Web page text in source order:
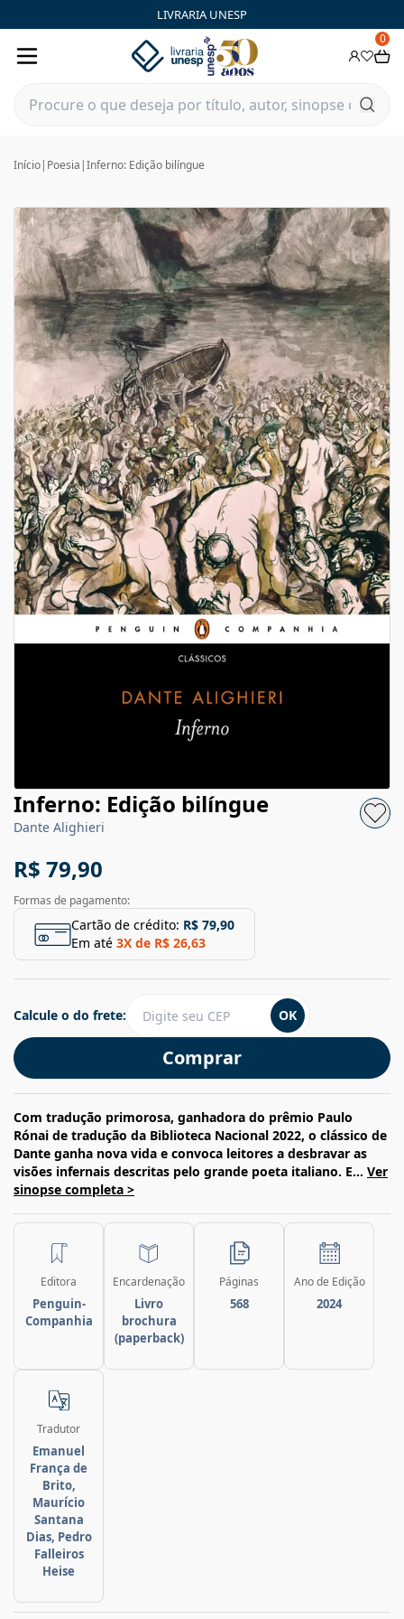
LIVRARIA UNESP
0
Início| Poesia |Inferno: Edição bilíngue
Inferno: Edição bilíngue
Dante Alighieri
R$ 79,90
Formas de pagamento:
Cartão de crédito: R$ 79,90
Em até 3X de R$ 26,63
Comprar
Calcule o do frete: OK
Com tradução primorosa, ganhadora do prêmio Paulo
Rónai de tradução da Biblioteca Nacional 2022, o clássico de
Dante ganha nova vida e convoca leitores a desbravar as
visões infernais descritas pelo grande poeta italiano. E... Ver
sinopse completa >
Editora
Penguin-
Companhia
Encardenação
Livro
brochura
(paperback)
Páginas
568
Ano de Edição
2024
Tradutor
Emanuel
França de
Brito,
Maurício
Santana
Dias, Pedro
Falleiros
Heise